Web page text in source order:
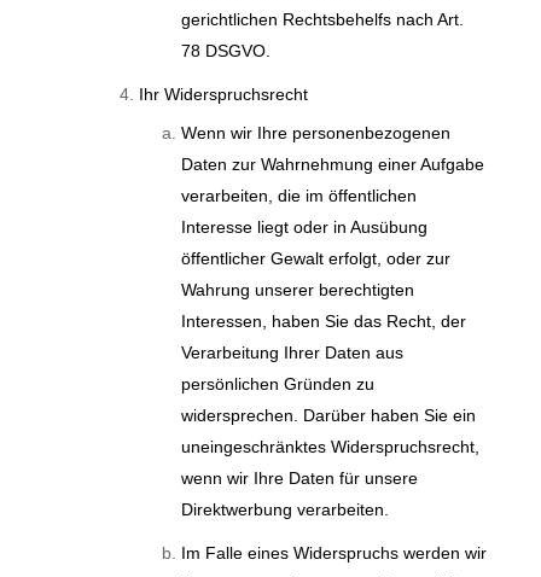
gerichtlichen Rechtsbehelfs nach Art.
78 DSGVO.
Ihr Widerspruchsrecht
Wenn wir Ihre personenbezogenen
Daten zur Wahrnehmung einer Aufgabe
verarbeiten, die im öffentlichen
Interesse liegt oder in Ausübung
öffentlicher Gewalt erfolgt, oder zur
Wahrung unserer berechtigten
Interessen, haben Sie das Recht, der
Verarbeitung Ihrer Daten aus
persönlichen Gründen zu
widersprechen. Darüber haben Sie ein
uneingeschränktes Widerspruchsrecht,
wenn wir Ihre Daten für unsere
Direktwerbung verarbeiten.
Im Falle eines Widerspruchs werden wir